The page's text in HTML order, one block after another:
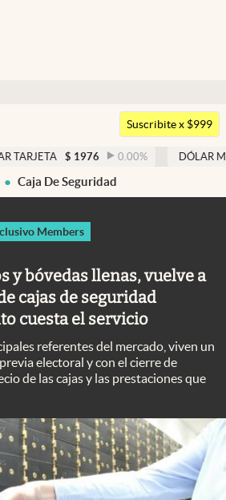
Argentina
Suscribite x $999
0.00 % DÓLAR MEP 1526,03
Caja De Seguridad
Members
y bóvedas llenas, vuelve a
cajas de seguridad
cuesta el servicio
referentes del mercado, viven un
electoral y con el cierre de
de las cajas y las prestaciones que